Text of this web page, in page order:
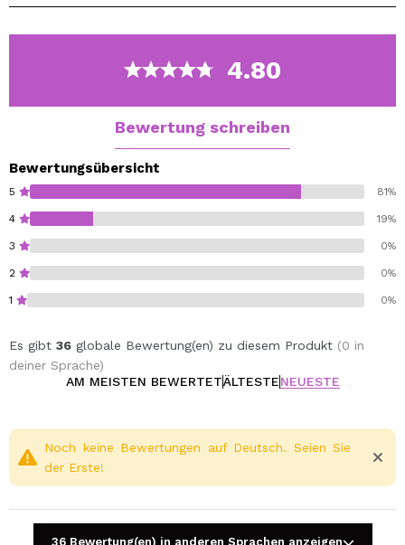
4.80
Bewertung schreiben
Bewertungsübersicht
5 81%
4 19%
3 0%
2 0%
1 0%
Es gibt 36 globale Bewertung(en) zu diesem Produkt (0 in
deiner Sprache)
AM MEISTEN BEWERTETÄLTESTENEUESTE
Noch keine Bewertungen auf Deutsch. Seien Sie
der Erste!
36 Bewertung(en) in anderen Sprachen anzeigen